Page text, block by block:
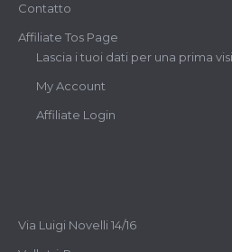
Contatto
Affiliate Tos Page
Lascia i tuoi dati per una prima
My Account
Affiliate Login
Via Luigi Novelli 14/16